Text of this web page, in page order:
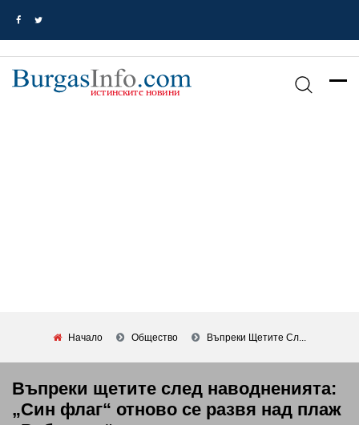
Начало Общество Въпреки Щетите Сл...
Въпреки щетите след наводненията:
„Син флаг“ отново се развя над плаж